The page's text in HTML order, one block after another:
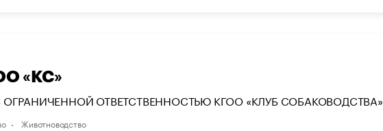
«КС»
ОТВЕТСТВЕННОСТЬЮ КГОО «КЛУБ СОБАКОВОДСТВА»
Животноводство